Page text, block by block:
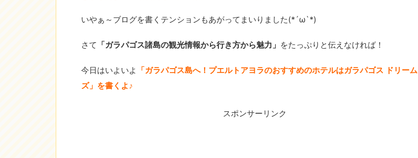
いやぁ～ブログを書くテンションもあがってまいりました(*´ω`*)
さて 「ガラパゴス諸島の観光情報から行き方から魅力」 をたっぷりと伝えなければ！
今日はいよいよ 「ガラパゴス島へ！プエルトアヨラのおすすめのホテルはガラパゴス ドリーム
ズ」を書くよ♪
スポンサーリンク